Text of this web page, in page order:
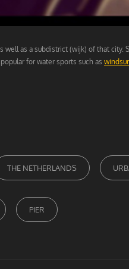
well as a subdistrict (wijk) of that city.
popular for water sports such as
THE NETHERLANDS
PIER